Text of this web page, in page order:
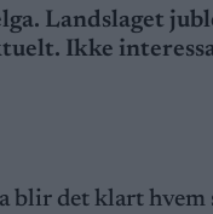
Landslaget
Ikke
blir det klart